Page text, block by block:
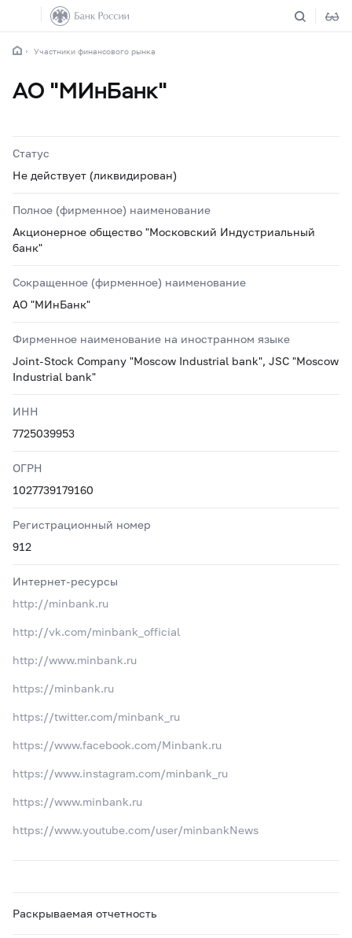
Участники финансового рынка
АО "МИнБанк"
Статус
Не действует (ликвидирован)
Полное (фирменное) наименование
Акционерное общество "Московский Индустриальный
банк"
Сокращенное (фирменное) наименование
АО "МИнБанк"
Фирменное наименование на иностранном языке
Joint-Stock Company "Moscow Industrial bank", JSC "Moscow
Industrial bank"
ИНН
7725039953
ОГРН
1027739179160
Регистрационный номер
912
Интернет-ресурсы
http://minbank.ru
http://vk.com/minbank_official
http://www.minbank.ru
https://minbank.ru
https://twitter.com/minbank_ru
https://www.facebook.com/Minbank.ru
https://www.instagram.com/minbank_ru
https://www.minbank.ru
https://www.youtube.com/user/minbankNews
Раскрываемая отчетность